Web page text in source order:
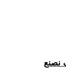
نصنع